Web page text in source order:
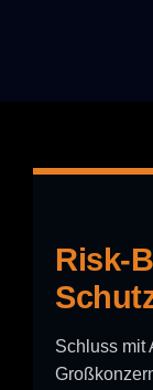
Risk-
Schluss mit